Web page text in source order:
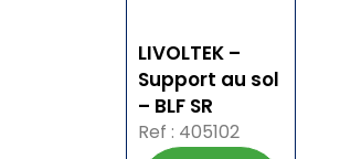
LIVOLTEK –
Support au sol
– BLF SR
Ref : 405102